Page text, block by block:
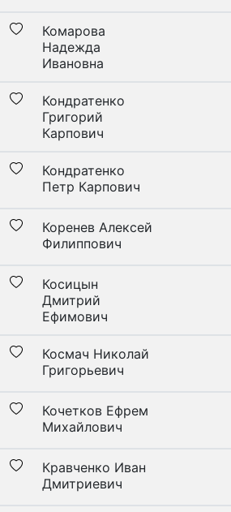
Комарова
Надежда
Ивановна
Кондратенко
Григорий
Карпович
Кондратенко
Петр Карпович
Коренев Алексей
Филиппович
Косицын
Дмитрий
Ефимович
Космач Николай
Григорьевич
Кочетков Ефрем
Михайлович
Кравченко Иван
Дмитриевич